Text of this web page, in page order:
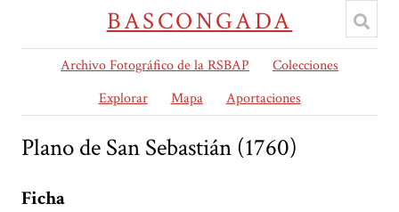
BASCONGADA
Archivo Fotográfico de la RSBAP
Colecciones
Explorar
Mapa Aportaciones
Plano de San Sebastián (1760)
Ficha